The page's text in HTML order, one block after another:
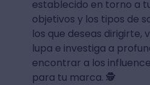
establecido en torno a
objetivos y los tipos de
los que deseas dirigirte,
lupa e investiga a
encontrar a los
para tu marca. 🕵